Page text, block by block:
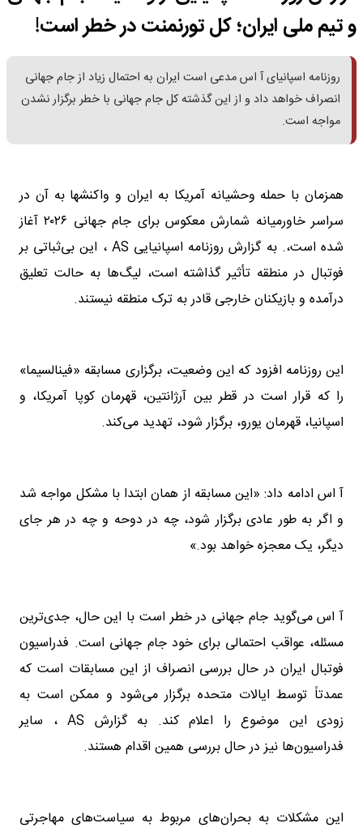
و تیم ملی ایران؛ کل تورنمنت در خطر است!
روزنامه اسپانیای آ اس مدعی است ایران به احتمال زیاد از جام جهانی
انصراف خواهد داد و از این گذشته کل جام جهانی با خطر برگزار نشدن
مواجه است.
همزمان با حمله وحشیانه آمریکا به ایران و واکنشها به آن در
سراسر خاورمیانه شمارش معکوس برای جام جهانی ۲۰۲۶ آغاز
شده است،. به گزارش روزنامه اسپانیایی AS ، این بی‌ثباتی بر
فوتبال در منطقه تأثیر گذاشته است، لیگ‌ها به حالت تعلیق
درآمده و بازیکنان خارجی قادر به ترک منطقه نیستند.
این روزنامه افزود که این وضعیت، برگزاری مسابقه «فینالسیما»
را که قرار است در قطر بین آرژانتین، قهرمان کوپا آمریکا، و
اسپانیا، قهرمان یورو، برگزار شود، تهدید می‌کند.
آ اس ادامه داد: «این مسابقه از همان ابتدا با مشکل مواجه شد
و اگر به طور عادی برگزار شود، چه در دوحه و چه در هر جای
دیگر، یک معجزه خواهد بود.»
آ اس می‌گوید جام جهانی در خطر است با این حال، جدی‌ترین
مسئله، عواقب احتمالی برای خود جام جهانی است. فدراسیون
فوتبال ایران در حال بررسی انصراف از این مسابقات است که
عمدتاً توسط ایالات متحده برگزار می‌شود و ممکن است به
زودی این موضوع را اعلام کند. به گزارش AS ، سایر
فدراسیون‌ها نیز در حال بررسی همین اقدام هستند.
این مشکلات به بحران‌های مربوط به سیاست‌های مهاجرتی